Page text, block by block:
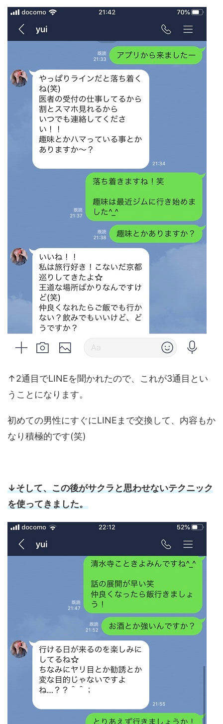
↑2通目でLINEを聞かれたので、これが3通目とい
うことになります。
初めての男性にすぐにLINEまで交換して、内容もか
なり積極的です(笑)
↓そして、この後がサクラと思わせないテクニック
を使ってきました。